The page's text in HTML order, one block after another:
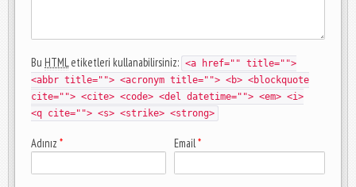
Bu HTMLetiketleri kullanabilirsiniz: <a href="" title="">
<abbr title=""> <acronym title=""> <b> <blockquote
cite=""> <cite> <code> <del datetime=""> <em> <i>
<q cite=""> <s> <strike> <strong>
Adınız * Email*